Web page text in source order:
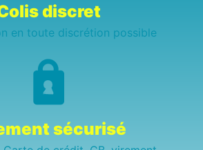
discret
en toute discrétion possible
sécurisé